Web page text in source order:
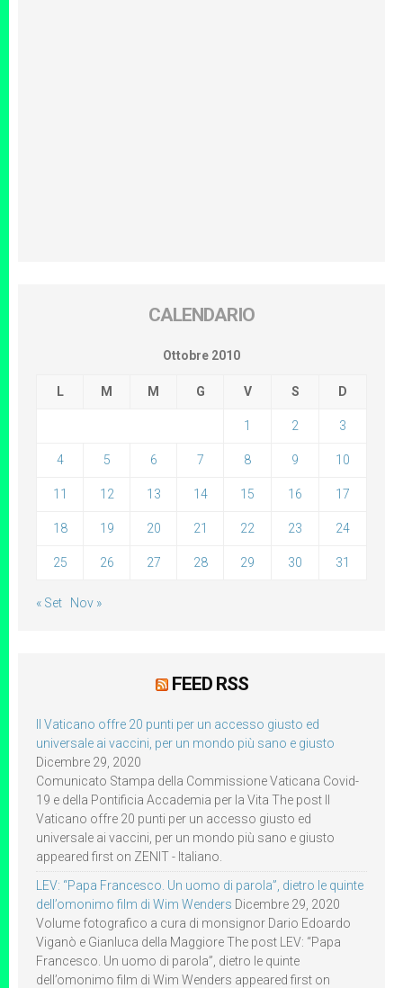
CALENDARIO
Ottobre 2010
L M M G V S D
1 2 3
4 5 6 7 8 9 10
11 12 13 14 15 16 17
18 19 20 21 22 23 24
25 26 27 28 29 30 31
« Set Nov »
FEED RSS
Il Vaticano offre 20 punti per un accesso giusto ed
universale ai vaccini, per un mondo più sano e giusto
Dicembre 29, 2020
Comunicato Stampa della Commissione Vaticana Covid-
19 e della Pontificia Accademia per la Vita The post Il
Vaticano offre 20 punti per un accesso giusto ed
universale ai vaccini, per un mondo più sano e giusto
appeared first on ZENIT - Italiano.
LEV: “Papa Francesco. Un uomo di parola”, dietro le quinte
dell’omonimo film di Wim Wenders Dicembre 29, 2020
Volume fotografico a cura di monsignor Dario Edoardo
Viganò e Gianluca della Maggiore The post LEV: “Papa
Francesco. Un uomo di parola”, dietro le quinte
dell’omonimo film di Wim Wenders appeared first on